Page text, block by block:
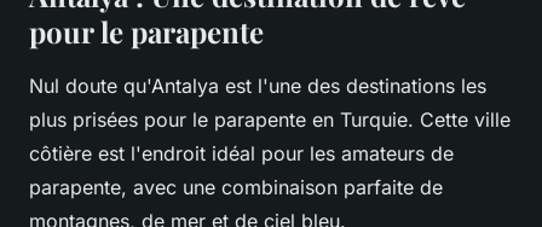
pour le parapente
Nul doute qu'Antalya est l'une des destinations les
plus prisées pour le parapente en Turquie. Cette ville
côtière est l'endroit idéal pour les amateurs de
parapente, avec une combinaison parfaite de
montagnes, de mer et de ciel bleu.